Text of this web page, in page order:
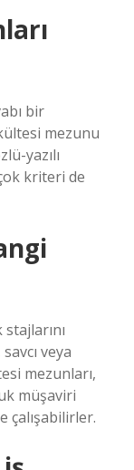
bir
mezunu
yazılı
kriteri de
veya
mezunları,
müşaviri
çalışabilirler.